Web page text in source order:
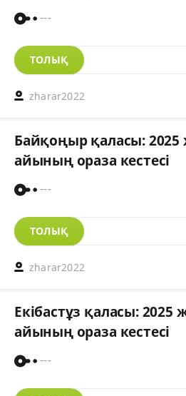
---
ТОЛЫҚ
zharar2022
Байқоңыр қаласы: 2025
айының ораза кестесі
---
ТОЛЫҚ
zharar2022
Екібастұз қаласы: 2025
айының ораза кестесі
---